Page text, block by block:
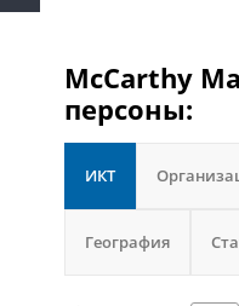
McCarthy
персоны:
ИКТ
География